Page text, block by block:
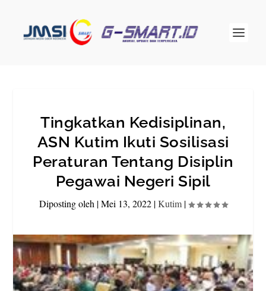
Tingkatkan Kedisiplinan,
ASN Kutim Ikuti Sosilisasi
Peraturan Tentang Disiplin
Pegawai Negeri Sipil
Diposting oleh |Mei 13, 2022|Kutim|